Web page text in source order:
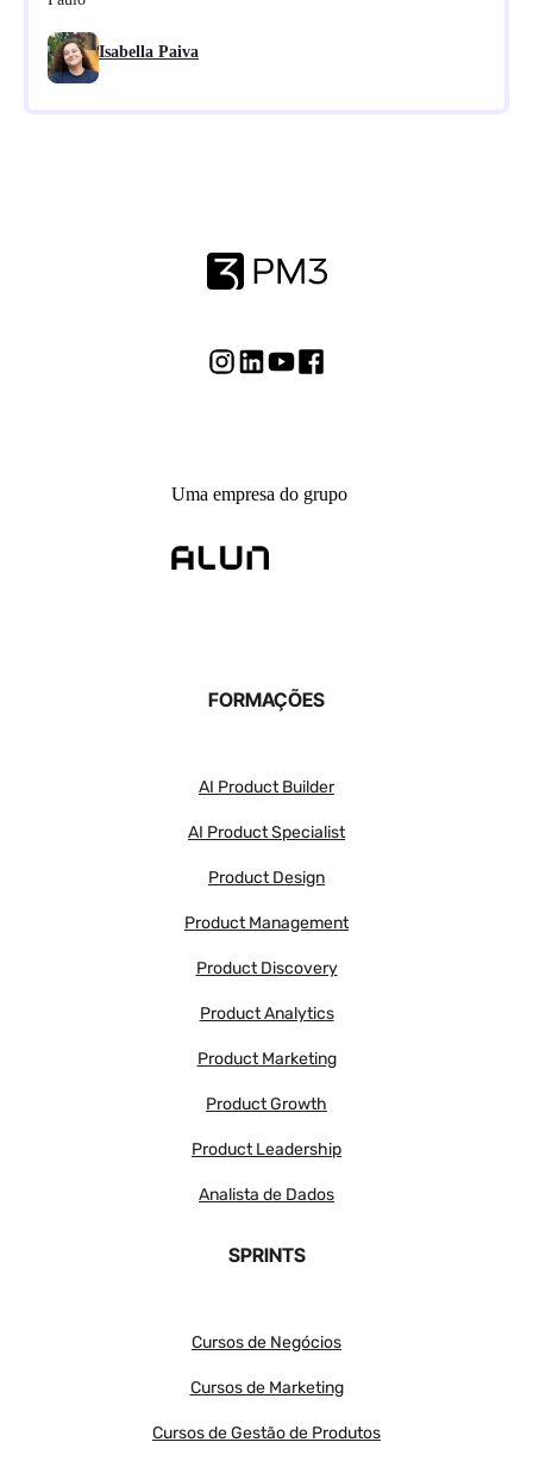
Isabella Paiva
Uma empresa do grupo
FORMAÇÕES
AI Product Builder
AI Product Specialist
Product Design
Product Management
Product Discovery
Product Analytics
Product Marketing
Product Growth
Product Leadership
Analista de Dados
SPRINTS
Cursos de Negócios
Cursos de Marketing
Cursos de Gestão de Produtos